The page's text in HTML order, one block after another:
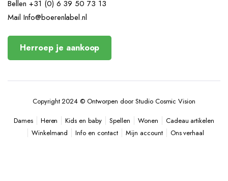
Bellen +31 (0) 6 39 50 73 13
Mail Info@boerenlabel.nl
Herroep je aankoop
Copyright 2024 © Ontworpen door Studio Cosmic Vision
Dames
Heren Kids en baby Spellen Wonen
Cadeau artikelen
Winkelmand
Info en contact Mijn account Ons verhaal